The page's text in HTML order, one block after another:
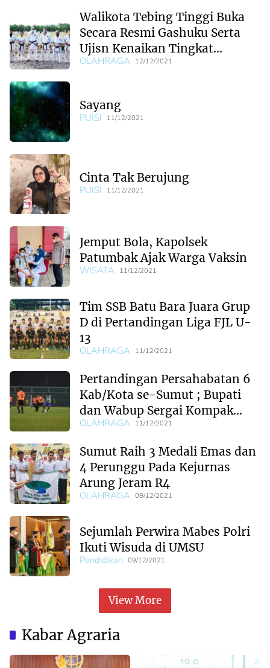
Walikota Tebing Tinggi Buka
Secara Resmi Gashuku Serta
Ujisn Kenaikan Tingkat
Inkanas Regional Sumatera
OLAHRAGA 12/12/2021
Delinews24
Portal
Berita
Terkini Dan
Terupdate
Sayang
PUISI 11/12/2021
Cinta Tak Berujung
PUISI 11/12/2021
Jemput Bola, Kapolsek
Patumbak Ajak Warga Vaksin
WISATA 11/12/2021
Tim SSB Batu Bara Juara Grup
D di Pertandingan Liga FJL U-
13
OLAHRAGA 11/12/2021
Pertandingan Persahabatan 6
Kab/Kota se-Sumut ; Bupati
dan Wabup Sergai Kompak
Bermain
OLAHRAGA 11/12/2021
Sumut Raih 3 Medali Emas dan
4 Perunggu Pada Kejurnas
Arung Jeram R4
OLAHRAGA 09/12/2021
Sejumlah Perwira Mabes Polri
Ikuti Wisuda di UMSU
Pendidikan 09/12/2021
View More
Kabar Agraria